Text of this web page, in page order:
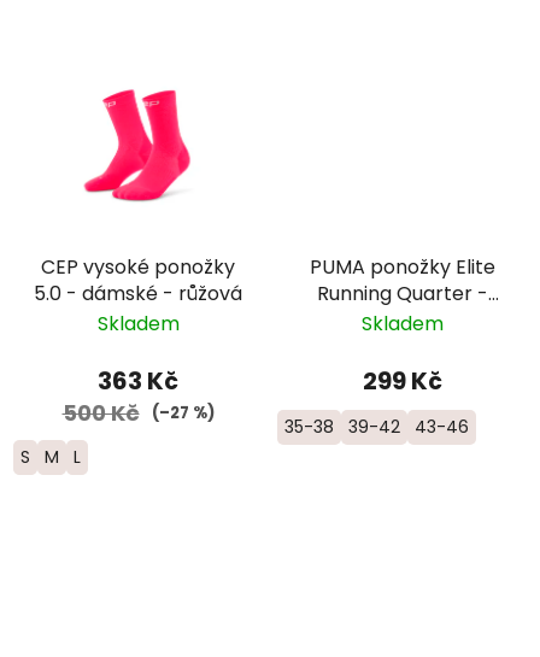
CEP vysoké ponožky
5.0 - dámské - růžová
Skladem
363 Kč
500 Kč (–27 %)
S M L
PUMA ponožky Elite
Running Quarter -
bílé
Skladem
299 Kč
35-38 39-42 43-46